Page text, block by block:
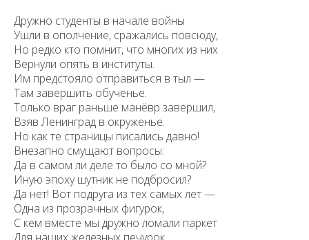
Дружно студенты в начале войны
Ушли в ополчение, сражались повсюду,
Но редко кто помнит, что многих из них
Вернули опять в институты.
Им предстояло отправиться в тыл —
Там завершить обученье.
Только враг раньше манёвр завершил,
Взяв Ленинград в окруженье.
Но как те страницы писались давно!
Внезапно смущают вопросы:
Да в самом ли деле то было со мной?
Иную эпоху шутник не подбросил?
Да нет! Вот подруга из тех самых лет —
Одна из прозрачных фигурок,
С кем вместе мы дружно ломали паркет